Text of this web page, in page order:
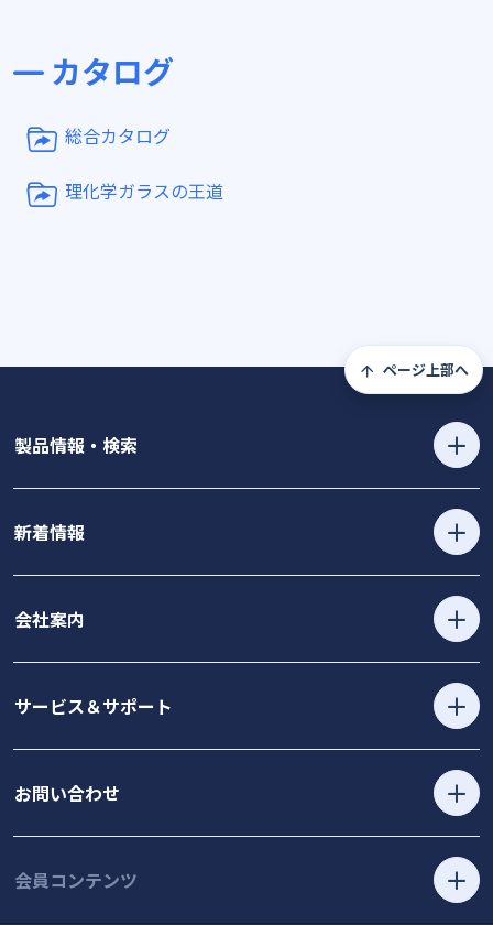
カタログ
総合カタログ
理化学ガラスの王道
ページ上部へ
製品情報・検索
新着情報
会社案内
サービス＆サポート
お問い合わせ
会員コンテンツ